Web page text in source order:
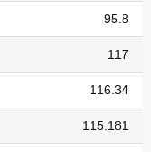
95.8
117
116.34
115.181